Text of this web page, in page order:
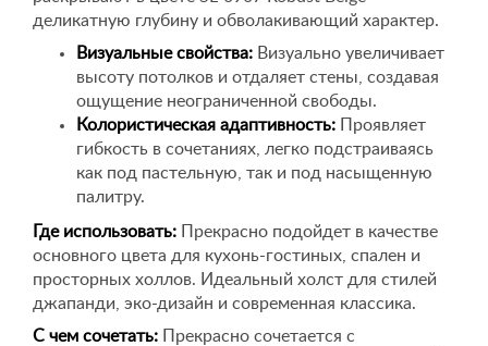
деликатную глубину и обволакивающий характер.
Визуальные свойства: Визуально увеличивает
высоту потолков и отдаляет стены, создавая
ощущение неограниченной свободы.
Колористическая адаптивность: Проявляет
гибкость в сочетаниях, легко подстраиваясь
как под пастельную, так и под насыщенную
палитру.
Где использовать: Прекрасно подойдет в качестве
основного цвета для кухонь-гостиных, спален и
просторных холлов. Идеальный холст для стилей
джапанди, эко-дизайн и современная классика.
С чем сочетать: Прекрасно сочетается с